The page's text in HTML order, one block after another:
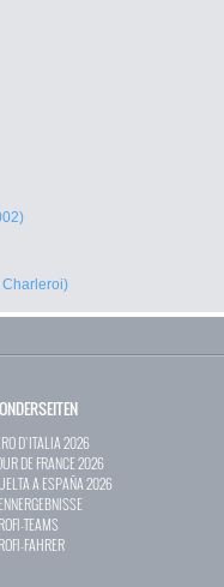
D`ITALIA 2026
DE FRANCE 2026
A ESPAÑA 2026
TEAMS
FAHRER